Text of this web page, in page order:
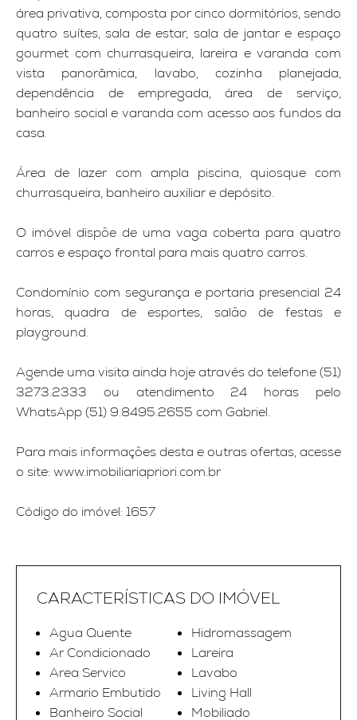
área privativa, composta por cinco dormitórios, sendo
quatro suítes, sala de estar, sala de jantar e espaço
gourmet com churrasqueira, lareira e varanda com
vista panorâmica, lavabo, cozinha planejada,
dependência de empregada, área de serviço,
banheiro social e varanda com acesso aos fundos da
casa.
Área de lazer com ampla piscina, quiosque com
churrasqueira, banheiro auxiliar e depósito.
O imóvel dispõe de uma vaga coberta para quatro
carros e espaço frontal para mais quatro carros.
Condomínio com segurança e portaria presencial 24
horas, quadra de esportes, salão de festas e
playground.
Agende uma visita ainda hoje através do telefone (51)
3273.2333 ou atendimento 24 horas pelo
WhatsApp (51) 9.8495.2655 com Gabriel.
Para mais informações desta e outras ofertas, acesse
o site: www.imobiliariapriori.com.br
Código do imóvel: 1657
CARACTERÍSTICAS DO IMÓVEL
Agua Quente
Ar Condicionado
Area Servico
Armario Embutido
Banheiro Social
Hidromassagem
Lareira
Lavabo
Living Hall
Mobiliado